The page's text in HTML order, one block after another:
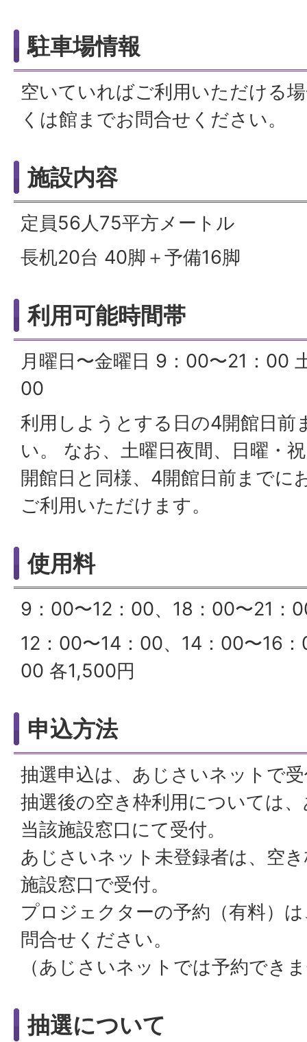
駐車場情報
空いていればご利用いただける
くは館までお問合せください。
施設内容
定員56人75平方メートル
長机20台 40脚＋予備16脚
利用可能時間帯
月曜日〜金曜日 9：00〜21：00
00
利用しようとする日の4開館日前
い。 なお、土曜日夜間、日曜・
開館日と同様、4開館日前までに
ご利用いただけます。
使用料
9：00〜12：00、18：00〜21
12：00〜14：00、14：00〜16
00 各1,500円
申込方法
抽選申込は、あじさいネットで
抽選後の空き枠利用については
当該施設窓口にて受付。
あじさいネット未登録者は、空
施設窓口で受付。
プロジェクターの予約（有料）
問合せください。
（あじさいネットでは予約でき
抽選について